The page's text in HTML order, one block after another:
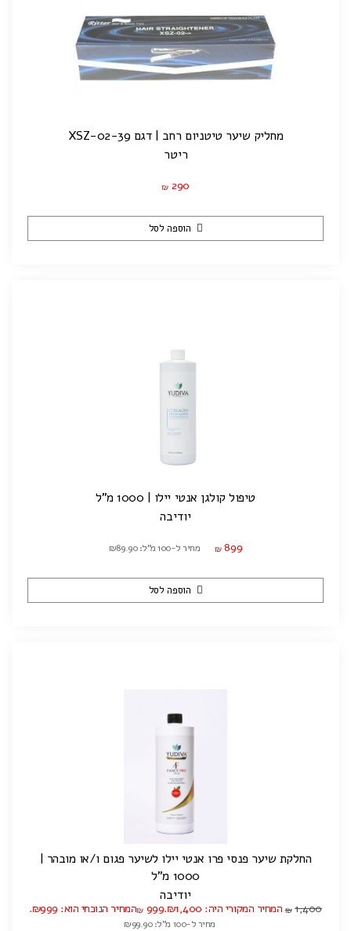
מחליק שיער טיטניום רחב | דגם XSZ-02-39
ריטר
₪ 290
הוספה לסל
טיפול קולגן אנטי יילו | 1000 מ"ל
יודיבה
₪ 899 מחיר ל-100 מ"ל: ₪89.90
הוספה לסל
החלקת שיער פנסי פרו אנטי יילו לשיער פגום ו/או מובהר |
1000 מ"ל
יודיבה
₪ 1,400 המחיר המקורי היה: ₪1,400. ₪ 999 המחיר הנוכחי הוא: ₪999.
מחיר ל-100 מ"ל: ₪99.90